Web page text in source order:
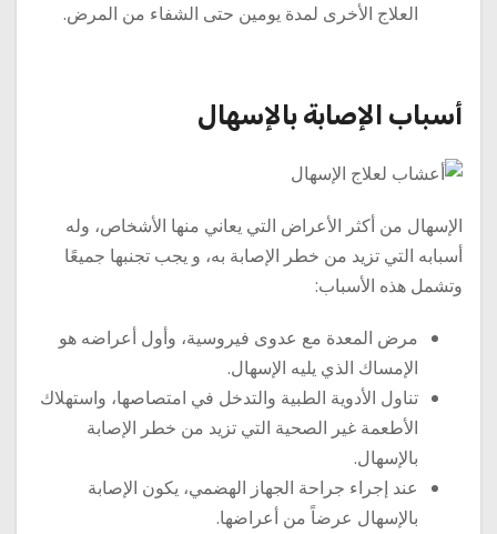
العلاج الأخرى لمدة يومين حتى الشفاء من المرض.
أسباب الإصابة بالإسهال
الإسهال من أكثر الأعراض التي يعاني منها الأشخاص، وله
أسبابه التي تزيد من خطر الإصابة به، و يجب تجنبها جميعًا
وتشمل هذه الأسباب:
مرض المعدة مع عدوى فيروسية، وأول أعراضه هو
الإمساك الذي يليه الإسهال.
تناول الأدوية الطبية والتدخل في امتصاصها، واستهلاك
الأطعمة غير الصحية التي تزيد من خطر الإصابة
بالإسهال.
عند إجراء جراحة الجهاز الهضمي، يكون الإصابة
بالإسهال عرضاً من أعراضها.